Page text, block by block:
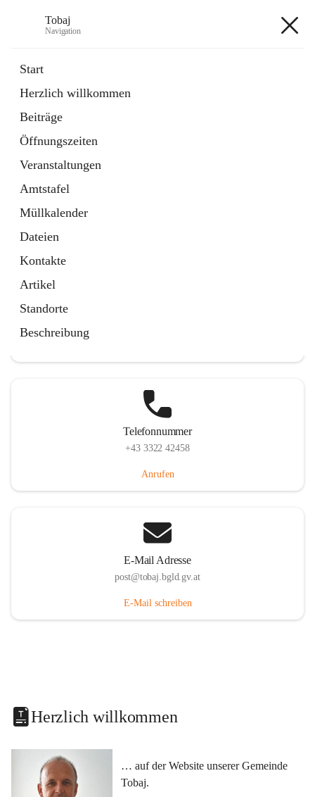
Tobaj
Navigation
Start
Herzlich willkommen
Beiträge
Öffnungszeiten
Veranstaltungen
Amtstafel
Müllkalender
Dateien
Kontakte
Artikel
Standorte
Beschreibung
Externe Webseite
in
Tab
Formulare
2 Schnellzugriffe
Telefonnummer
+43 3322 42458
Anrufen
E-Mail Adresse
post@tobaj.bgld.gv.at
E-Mail schreiben
Herzlich willkommen
… auf der Website unserer Gemeinde
Tobaj.